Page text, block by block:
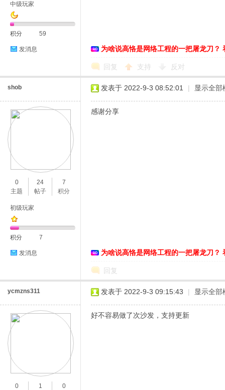
中级玩家
积分 59
发消息 为啥说高恪是网络工程的一把屠龙刀？
回复 支持 反对
shob
0
主题
24
帖子
7
积分
初级玩家
积分 7
发消息
发表于 2022-9-3 08:52:01 | 显示全部
感谢分享
为啥说高恪是网络工程的一把屠龙刀？
回复
ycmzns311
0
1
0
发表于 2022-9-3 09:15:43 | 显示全部
好不容易做了次沙发，支持更新